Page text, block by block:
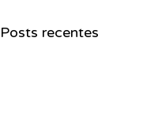
Posts recentes